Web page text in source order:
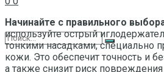
Начинайте с правильного
используйте острый
тонкими насадками, специально
кожи. Это обеспечит точность и
а также снизит риск повреждения